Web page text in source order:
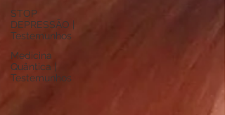
STOP
DEPRESSÃO |
Testemunhos
Medicina
Quântica |
Testemunhos